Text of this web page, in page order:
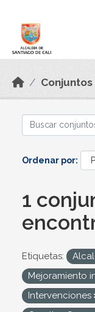
Ordenar por
1
Etiquetas:
Mejoramiento
Intervenciones